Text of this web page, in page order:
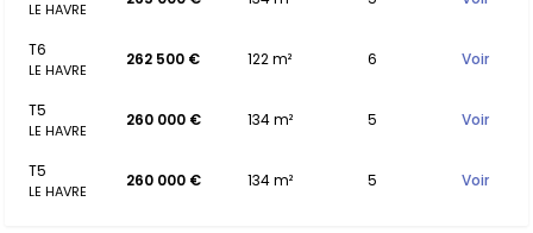
LE HAVRE
T6
LE HAVRE
262 500 € 122 m² 6 Voir
T5
LE HAVRE
260 000 € 134 m² 5 Voir
T5
LE HAVRE
260 000 € 134 m² 5 Voir